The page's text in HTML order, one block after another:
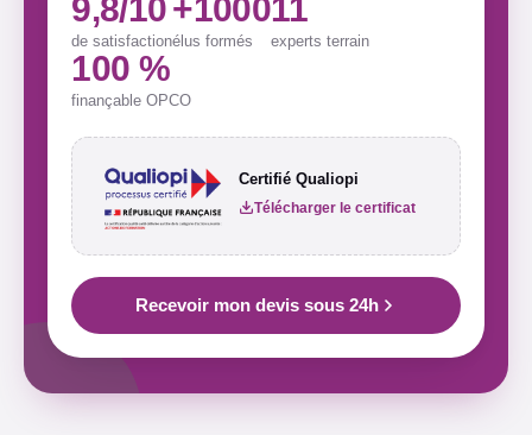
9,8/10
de satisfaction
+1000
élus formés
11
experts terrain
100 %
finançable OPCO
Certifié Qualiopi
Télécharger le certificat
Recevoir mon devis sous 24h